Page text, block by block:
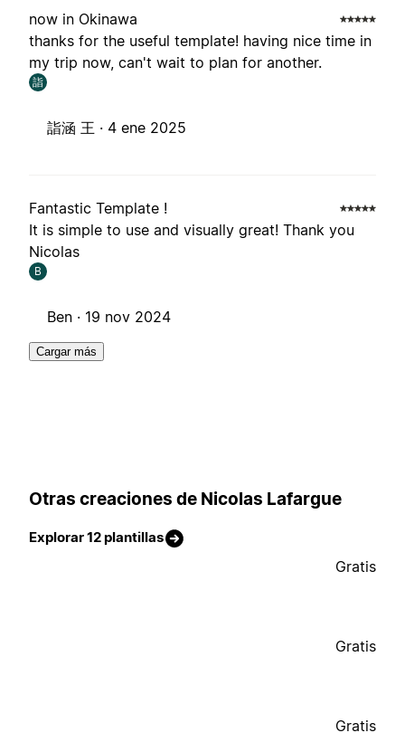
now in Okinawa
thanks for the useful template! having nice time in
my trip now, can't wait to plan for another.
詣
詣涵 王 · 4 ene 2025
Fantastic Template !
It is simple to use and visually great! Thank you
Nicolas
B
Ben · 19 nov 2024
Cargar más
Otras creaciones de Nicolas Lafargue
Explorar 12 plantillas
Gratis
Gratis
Gratis